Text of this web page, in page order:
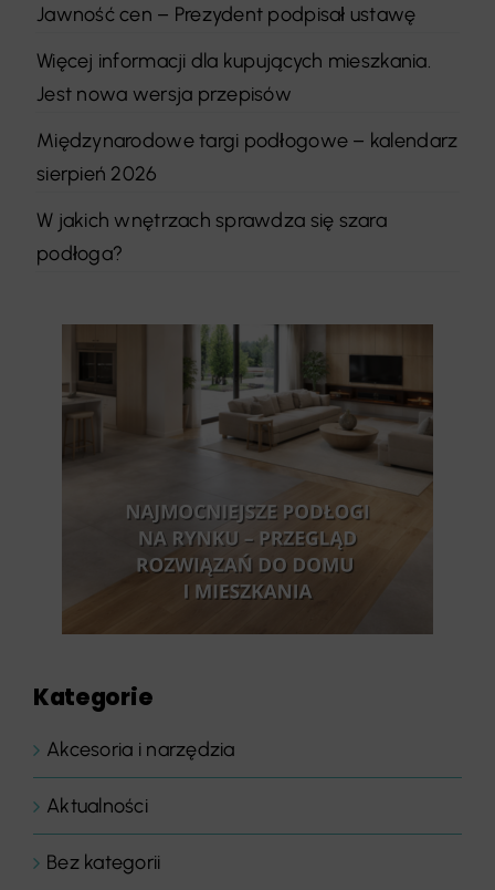
Jawność cen – Prezydent podpisał ustawę
Więcej informacji dla kupujących mieszkania.
Jest nowa wersja przepisów
Międzynarodowe targi podłogowe – kalendarz
sierpień 2026
W jakich wnętrzach sprawdza się szara
podłoga?
Kategorie
Akcesoria i narzędzia
Aktualności
Bez kategorii